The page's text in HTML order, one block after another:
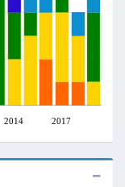
2014 2017